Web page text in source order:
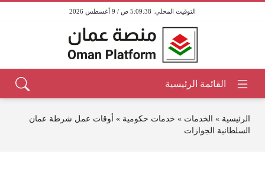
5:09:38 ص / 9 أغسطس 2026
الرئيسية » الخدمات » خدمات حكومية » أوقات عمل شرطة عمان
السلطانية الجوازات